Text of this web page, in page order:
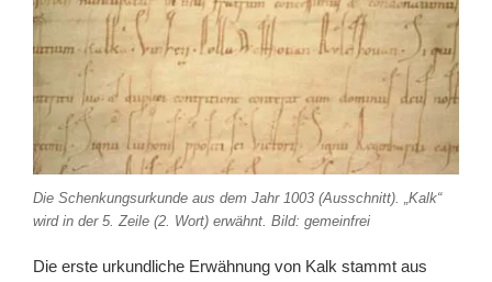
Die Schenkungsurkunde aus dem Jahr 1003 (Ausschnitt). „Kalk“
wird in der 5. Zeile (2. Wort) erwähnt. Bild: gemeinfrei
Die erste urkundliche Erwähnung von Kalk stammt aus